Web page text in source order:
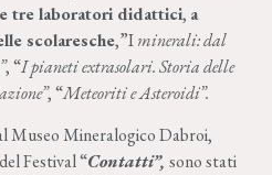
e tre laboratori didattici, a
scolaresche,”Iminerali: dal
, “I pianeti extrasolari. Storia delle
, “Meteoriti e Asteroidi”.
Museo Mineralogico Dabroi,
Festival “Contatti”, sono stati